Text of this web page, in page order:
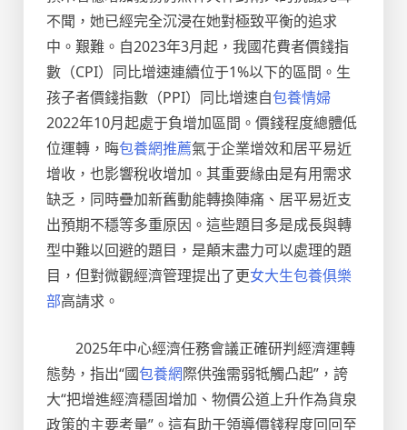
不聞，她已經完全沉浸在她對極致平衡的追求
中。艱難。自2023年3月起，我國花費者價錢指
數（CPI）同比增速連續位于1%以下的區間。生
孩子者價錢指數（PPI）同比增速自包養情婦
2022年10月起處于負增加區間。價錢程度總體低
位運轉，晦包養網推薦氣于企業增效和居平易近
增收，也影響稅收增加。其重要緣由是有用需求
缺乏，同時疊加新舊動能轉換陣痛、居平易近支
出預期不穩等多重原因。這些題目多是成長與轉
型中難以回避的題目，是顛末盡力可以處理的題
目，但對微觀經濟管理提出了更女大生包養俱樂
部高請求。
2025年中心經濟任務會議正確研判經濟運轉
態勢，指出“國包養網際供強需弱牴觸凸起”，誇
大“把增進經濟穩固增加、物價公道上升作為貨泉
政策的主要考量”。這有助于領導價錢程度回回至